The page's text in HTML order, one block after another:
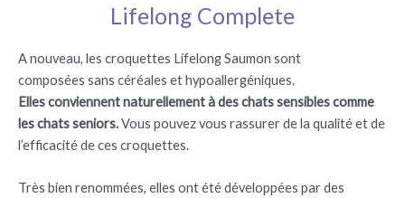
Lifelong Complete
A nouveau, les croquettes Lifelong Saumon sont
composées sans céréales et hypoallergéniques.
Ellesconviennent naturellement à des chats sensibles comme
les chats seniors.Vous pouvez vous rassurer de la qualité et de
l’efficacité de ces croquettes.
Très bien renommées, elles ont été développées par des